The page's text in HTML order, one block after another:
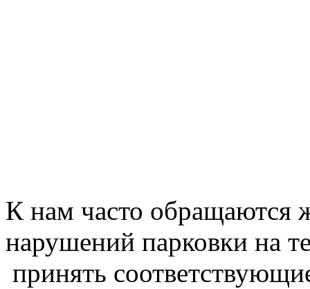
К нам часто обращаются
нарушений парковки на
принять